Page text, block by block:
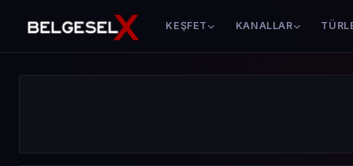
KEŞFET KANALLAR